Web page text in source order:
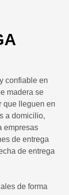
confiable en
madera se
que lleguen en
a domicilio,
empresas
de entrega
de entrega
de forma